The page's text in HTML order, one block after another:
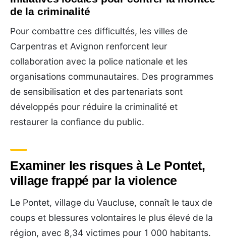
de la criminalité
Pour combattre ces difficultés, les villes de
Carpentras et Avignon renforcent leur
collaboration avec la police nationale et les
organisations communautaires. Des programmes
de sensibilisation et des partenariats sont
développés pour réduire la criminalité et
restaurer la confiance du public.
Examiner les risques à Le Pontet,
village frappé par la violence
Le Pontet, village du Vaucluse, connaît le taux de
coups et blessures volontaires le plus élevé de la
région, avec 8,34 victimes pour 1 000 habitants.